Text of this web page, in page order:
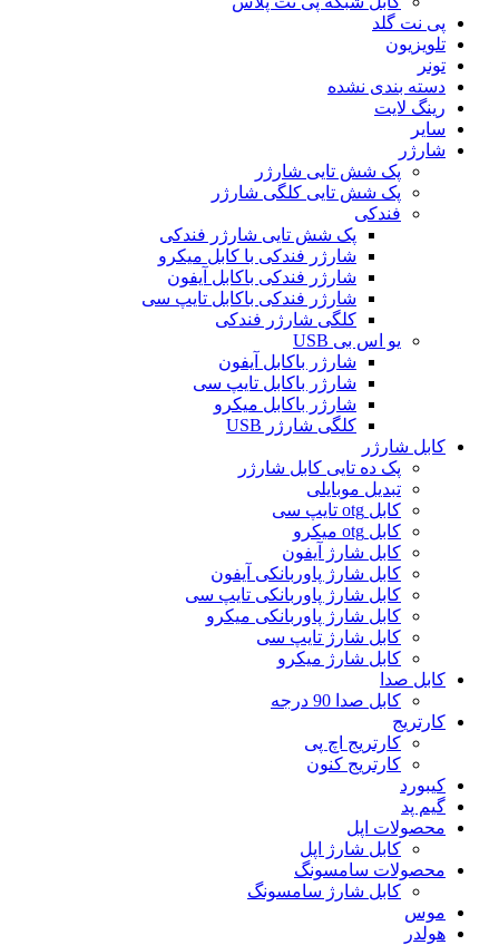
پی نت گلد
تلویزیون
تونر
دسته بندی نشده
رینگ لایت
سایر
شارژر
پک شش تایی شارژر
پک شش تایی کلگی شارژر
فندکی
پک شش تایی شارژر فندکی
شارژر فندکی با کابل میکرو
شارژر فندکی باکابل آیفون
شارژر فندکی باکابل تایپ سی
کلگی شارژر فندکی
یو اس بی USB
شارژر باکابل آیفون
شارژر باکابل تایپ سی
شارژر باکابل میکرو
کلگی شارژر USB
کابل شارژر
پک ده تایی کابل شارژر
تبدیل موبایلی
کابل otg تایپ سی
کابل otg میکرو
کابل شارژ آیفون
کابل شارژ پاوربانکی آیفون
کابل شارژ پاوربانکی تایپ سی
کابل شارژ پاوربانکی میکرو
کابل شارژ تایپ سی
کابل شارژ میکرو
کابل صدا
کابل صدا 90 درجه
کارتریج
کارتریج اچ پی
کارتریج کنون
کیبورد
گیم پد
محصولات اپل
کابل شارژ اپل
محصولات سامسونگ
کابل شارژ سامسونگ
موس
هولدر